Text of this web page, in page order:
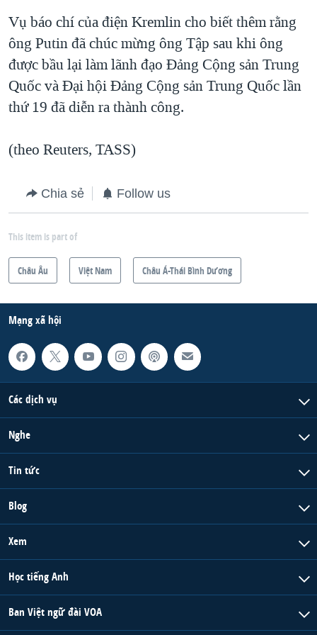
QUAN HỆ VIỆT MỸ
Vụ báo chí của điện Kremlin cho biết thêm rằng
ông Putin đã chúc mừng ông Tập sau khi ông
được bầu lại làm lãnh đạo Đảng Cộng sản Trung
Quốc và Đại hội Đảng Cộng sản Trung Quốc lần
thứ 19 đã diễn ra thành công.
(theo Reuters, TASS)
Chia sẻ Follow us
This item is part of
Châu Âu Việt Nam Châu Á-Thái Bình Dương
Mạng xã hội
Các dịch vụ
Nghe
Tin tức
Blog
Xem
Học tiếng Anh
Ban Việt ngữ đài VOA